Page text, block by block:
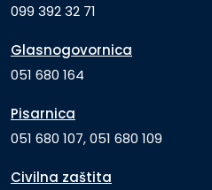
099 392 32 71
Glasnogovornica
051 680 164
Pisarnica
051 680 107, 051 680 109
Civilna zaštita